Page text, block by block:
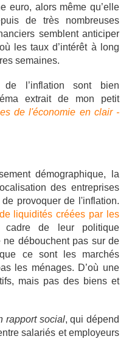
euro, alors même qu’elle
de très nombreuses
semblent anticiper
les taux d’intérêt à long
semaines.
de l’inflation sont bien
extrait de mon petit
de l'économie en clair -
démographique, la
des entreprises
provoquer de l'inflation.
liquidités créées par les
de leur politique
ne débouchent pas sur de
ce sont les marchés
les ménages. D’où une
mais pas des biens et
rapport social, qui dépend
salariés et employeurs